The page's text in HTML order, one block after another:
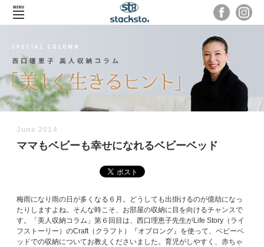
June 2014
ママもベビーも幸せになれるベビーベッド
梅雨になり雨の日が多くなる６月。どうしても出掛けるのが億劫になっ
たりしますよね。そんな時こそ、お部屋の収納に目を向けるチャンスで
す。「美人収納コラム」第６回目は、西口理恵子先生がLife Story（ライ
フストーリー）のCraft（クラフト）『オブロング』を使って、ベビーベ
ッドでの収納についてお教えくださいました。育児がしやすく、赤ちゃ